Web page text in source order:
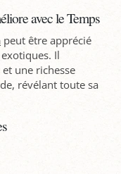
avec le Temps
peut être apprécié
Il
une richesse
révélant toute sa